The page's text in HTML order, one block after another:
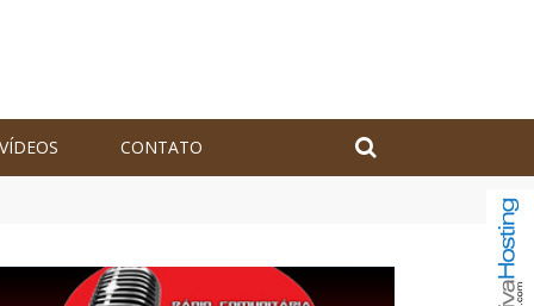
VÍDEOS CONTATO